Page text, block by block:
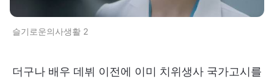
슬기로운의사생활 2
더구나 배우 데뷔 이전에 이미 치위생사 국가고시를